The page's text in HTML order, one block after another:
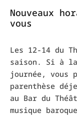
Nouveaux
vous
Les 12-14 du
saison. Si à
journée, vous
parenthèse
au Bar du
musique